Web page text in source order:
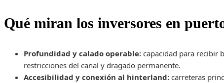
Qué miran los inversores en
Profundidad y calado operable: capacidad para recibir
restricciones del canal y dragado permanente.
Accesibilidad y conexión al hinterland: carreteras